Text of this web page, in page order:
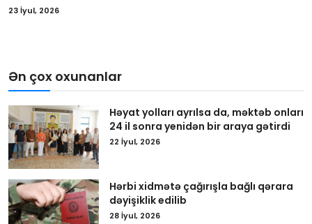
23 İyul, 2026
Ən çox oxunanlar
Həyat yolları ayrılsa da, məktəb onları
24 il sonra yenidən bir araya gətirdi
22 İyul, 2026
Hərbi xidmətə çağırışla bağlı qərara
dəyişiklik edilib
28 İyul, 2026